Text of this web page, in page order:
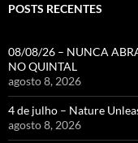
POSTS RECENTES
08/08/26 – NUNCA
NO QUINTAL
agosto 8, 2026
4 de julho – Nature
agosto 8, 2026